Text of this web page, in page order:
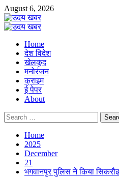
Skip
to
content
August 6, 2026
Primary
Home
देश विदेश
खेलकूद
मनोरंजन
क्राइम
ई पेपर
About
Search
for:
Home
2025
December
21
भगवानपुर पुलिस ने किया